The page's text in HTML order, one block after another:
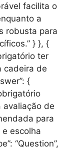
facilita o
a
robusta para
} }, {
ter
cadeira de
{
avaliação de
para
escolha
“Question”,